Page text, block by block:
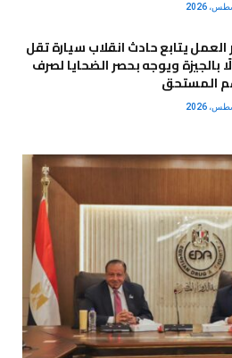
العمل يتابع حادث انقلاب سيارة تقل
بالجيزة ويوجه بحصر الضحايا لصرف
المستحق